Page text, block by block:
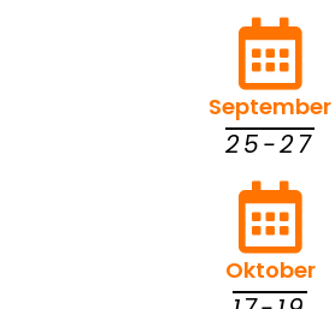
September
25-27
Oktober